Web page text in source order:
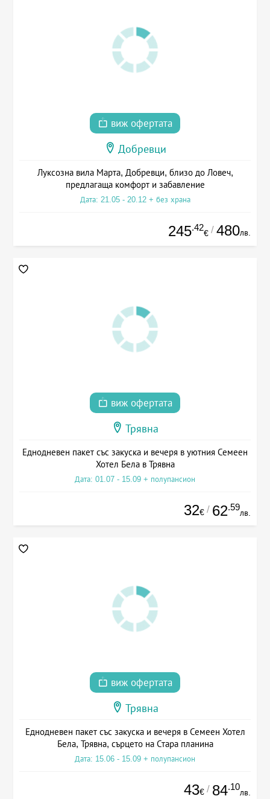
виж офертата
Добревци
Луксозна вила Марта, Добревци, близо до Ловеч,
предлагаща комфорт и забавление
Дата: 21.05 - 20.12 + без храна
245.42
€ / 480лв.
виж офертата
Трявна
Еднодневен пакет със закуска и вечеря в уютния Семеен
Хотел Бела в Трявна
Дата: 01.07 - 15.09 + полупансион
32€ / 62.59
лв.
виж офертата
Трявна
Еднодневен пакет със закуска и вечеря в Семеен Хотел
Бела, Трявна, сърцето на Стара планина
Дата: 15.06 - 15.09 + полупансион
43€ / 84.10
лв.